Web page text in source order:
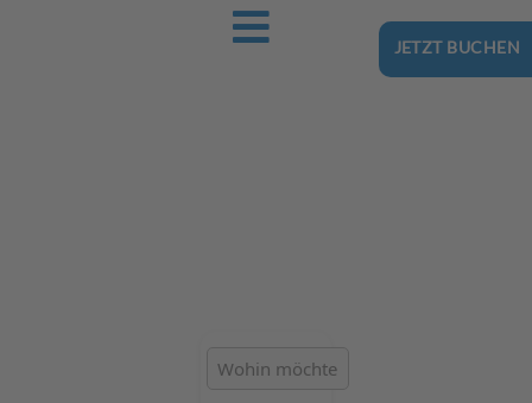
JETZT BUCHEN